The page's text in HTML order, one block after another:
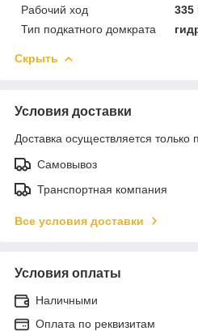
Рабочий ход
Тип подкатного домкрата
Скрыть
Условия доставки
Доставка осуществляется только
Самовывоз
Транспортная компания
Все условия доставки
Условия оплаты
Наличными
Оплата по реквизитам